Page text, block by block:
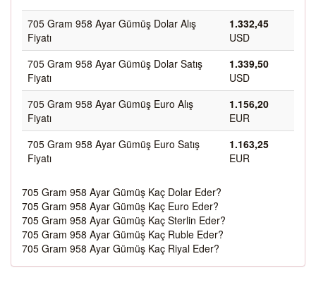
705 Gram 958 Ayar Gümüş Dolar Alış
Fiyatı
1.332,45
USD
705 Gram 958 Ayar Gümüş Dolar Satış
Fiyatı
1.339,50
USD
705 Gram 958 Ayar Gümüş Euro Alış
Fiyatı
1.156,20
EUR
705 Gram 958 Ayar Gümüş Euro Satış
Fiyatı
1.163,25
EUR
705 Gram 958 Ayar Gümüş Kaç Dolar Eder?
705 Gram 958 Ayar Gümüş Kaç Euro Eder?
705 Gram 958 Ayar Gümüş Kaç Sterlin Eder?
705 Gram 958 Ayar Gümüş Kaç Ruble Eder?
705 Gram 958 Ayar Gümüş Kaç Riyal Eder?